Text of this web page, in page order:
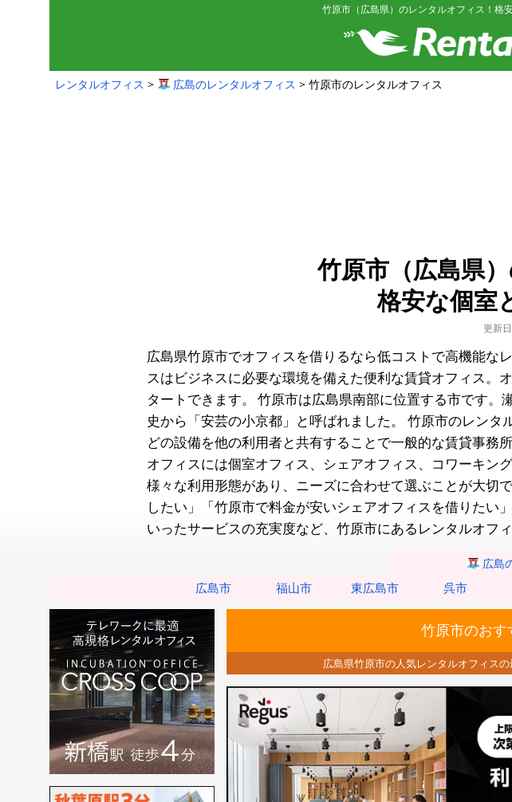
竹原市（広島県）のレンタルオフィス！格
レンタルオフィス 広島のレンタルオフィス 竹原市のレンタルオフィス
竹原市（広島県
格安な個室
更新
広島県竹原市でオフィスを借りるなら低コストで高機能な
スはビジネスに必要な環境を備えた便利な賃貸オフィス。
タートできます。
竹原市は広島県南部に位置する市です。
史から「安芸の小京都」と呼ばれました。 竹原市のレンタ
どの設備を他の利用者と共有することで一般的な賃貸事務
オフィスには個室オフィス、シェアオフィス、コワーキン
様々な利用形態があり、ニーズに合わせて選ぶことが大切で
したい」「竹原市で料金が安いシェアオフィスを借りたい
いったサービスの充実度など、竹原市にあるレンタルオフ
広島
広島市 福山市 東広島市 呉市
竹原市のおす
広島県竹原市の人気レンタルオフィスの